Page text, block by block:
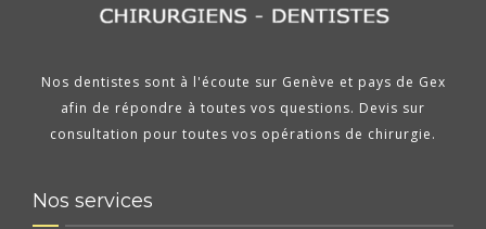
Nos dentistes sont à l'écoute sur Genève et pays de Gex
afin de répondre à toutes vos questions. Devis sur
consultation pour toutes vos opérations de chirurgie.
Nos services